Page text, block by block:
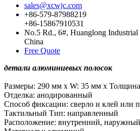
sales@xcwjc.com
+86-579-87988219
+86-15867910531
No.5 Rd., 6#, Huanglong
China
Free Quote
детали алюминиевых полосок
Размеры: 290 мм x W: 35 мм x
Отделка: анодированный
Способ фиксации: сверло и клей или
Тактильный Тип: направленный
Расположение: внутренний, наружный